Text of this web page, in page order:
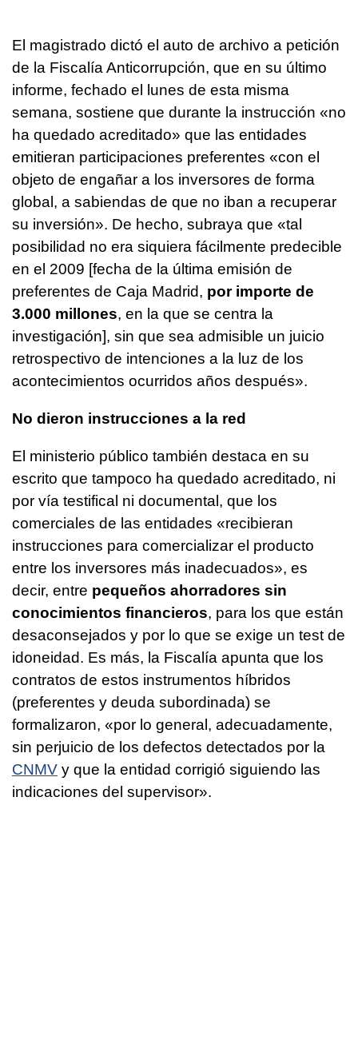
El magistrado dictó el auto de archivo a petición
de la Fiscalía Anticorrupción, que en su último
informe, fechado el lunes de esta misma
semana, sostiene que durante la instrucción «no
ha quedado acreditado» que las entidades
emitieran participaciones preferentes «con el
objeto de engañar a los inversores de forma
global, a sabiendas de que no iban a recuperar
su inversión». De hecho, subraya que «tal
posibilidad no era siquiera fácilmente predecible
en el 2009 [fecha de la última emisión de
preferentes de Caja Madrid, por importe de
3.000 millones, en la que se centra la
investigación], sin que sea admisible un juicio
retrospectivo de intenciones a la luz de los
acontecimientos ocurridos años después».
No dieron instrucciones a la red
El ministerio público también destaca en su
escrito que tampoco ha quedado acreditado, ni
por vía testifical ni documental, que los
comerciales de las entidades «recibieran
instrucciones para comercializar el producto
entre los inversores más inadecuados», es
decir, entre pequeños ahorradores sin
conocimientos financieros, para los que están
desaconsejados y por lo que se exige un test de
idoneidad. Es más, la Fiscalía apunta que los
contratos de estos instrumentos híbridos
(preferentes y deuda subordinada) se
formalizaron, «por lo general, adecuadamente,
sin perjuicio de los defectos detectados por la
CNMV y que la entidad corrigió siguiendo las
indicaciones del supervisor».